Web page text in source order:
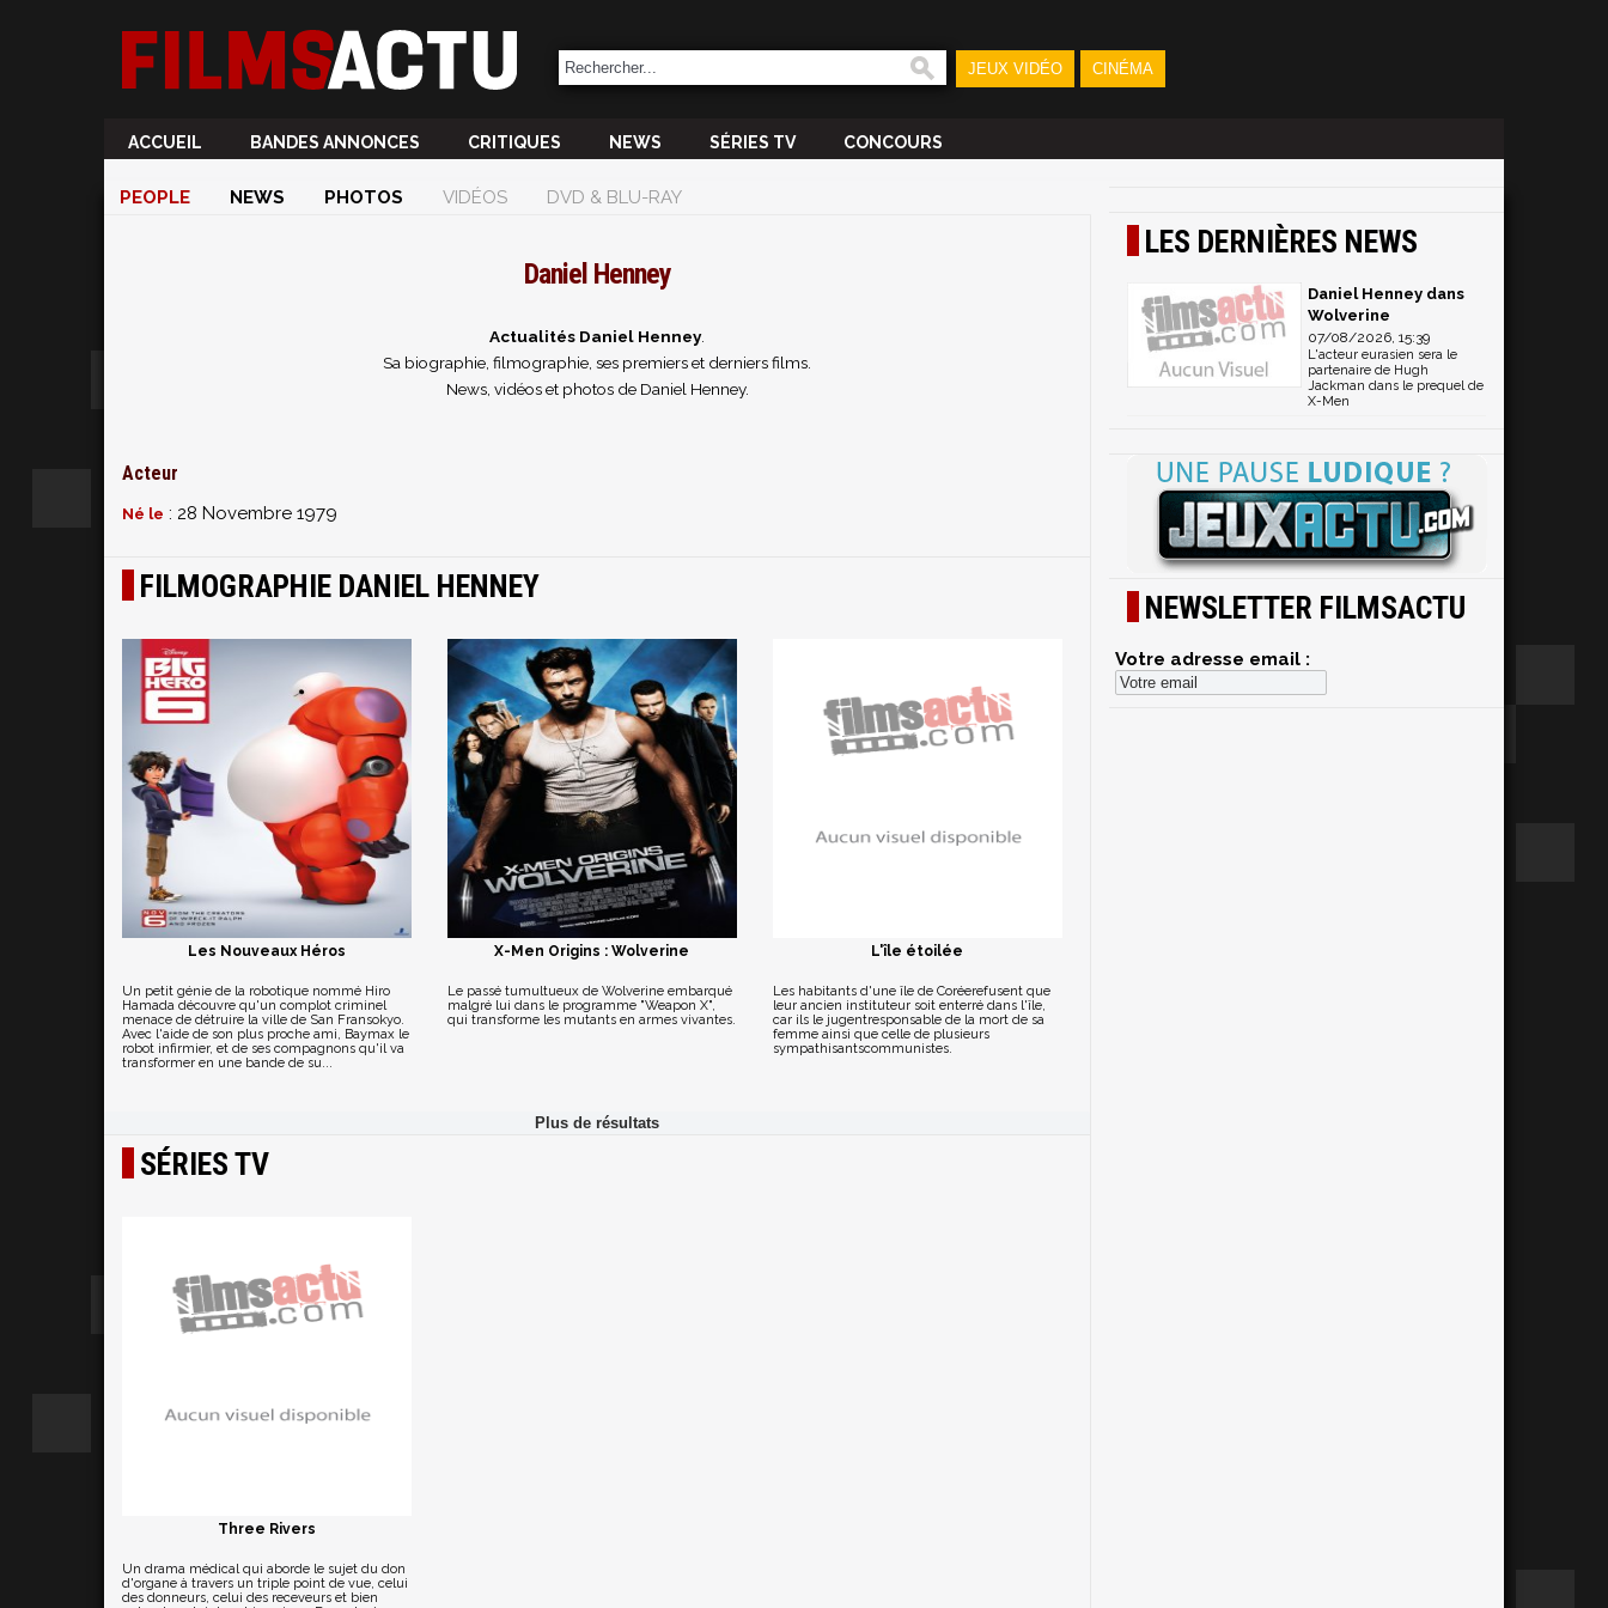
JEUX VIDÉO CINÉMA
ACCUEIL BANDES ANNONCES CRITIQUES NEWS SÉRIES TV CONCOURS
PEOPLE NEWS PHOTOS VIDÉOS DVD & BLU-RAY
Daniel Henney
Actualités Daniel Henney.
Sa biographie, filmographie, ses premiers et derniers films.
News, vidéos et photos de Daniel Henney.
Acteur
Né le : 28 Novembre 1979
FILMOGRAPHIE DANIEL HENNEY
Les Nouveaux Héros
Un petit génie de la robotique nommé Hiro
Hamada découvre qu'un complot criminel
menace de détruire la ville de San Fransokyo.
Avec l'aide de son plus proche ami, Baymax le
robot infirmier, et de ses compagnons qu'il va
transformer en une bande de su...
X-Men Origins : Wolverine
Le passé tumultueux de Wolverine embarqué
malgré lui dans le programme "Weapon X",
qui transforme les mutants en armes vivantes.
L'île étoilée
Les habitants d'une île de Coréerefusent que
leur ancien instituteur soit enterré dans l'île,
car ils le jugentresponsable de la mort de sa
femme ainsi que celle de plusieurs
sympathisantscommunistes.
SÉRIES TV
Three Rivers
Un drama médical qui aborde le sujet du don
d'organe à travers un triple point de vue, celui
des donneurs, celui des receveurs et bien
LES DERNIÈRES NEWS
Daniel Henney dans
Wolverine
07/08/2026, 15:39
L'acteur eurasien sera le
partenaire de Hugh
Jackman dans le prequel de
X-Men
NEWSLETTER FILMSACTU
Votre adresse email :